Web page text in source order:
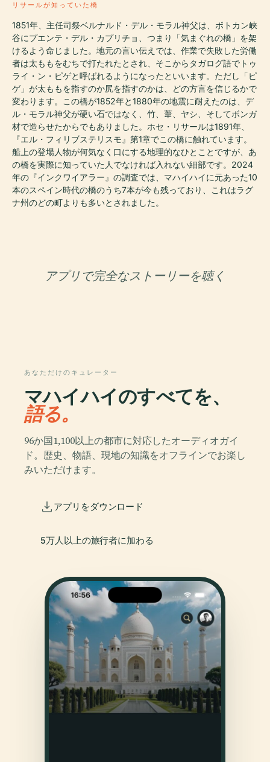
リサールが知っていた橋
1851年、主任司祭ベルナルド・デル・モラル神父は、ボトカン峡
谷にプエンテ・デル・カプリチョ、つまり「気まぐれの橋」を架
けるよう命じました。地元の言い伝えでは、作業で失敗した労働
者は太ももをむちで打たれたとされ、そこからタガログ語でトゥ
ライ・ン・ピゲと呼ばれるようになったといいます。ただし「ピ
ゲ」が太ももを指すのか尻を指すのかは、どの方言を信じるかで
変わります。この橋が1852年と1880年の地震に耐えたのは、デ
ル・モラル神父が硬い石ではなく、竹、葦、ヤシ、そしてボンガ
材で造らせたからでもありました。ホセ・リサールは1891年、
『エル・フィリブステリスモ』第1章でこの橋に触れています。
船上の登場人物が何気なく口にする地理的なひとことですが、あ
の橋を実際に知っていた人でなければ入れない細部です。2024
年の『インクワイアラー』の調査では、マハイハイに元あった10
本のスペイン時代の橋のうち7本が今も残っており、これはラグ
ナ州のどの町よりも多いとされました。
アプリで完全なストーリーを聴く
あなただけのキュレーター
マハイハイのすべてを、
語る。
96か国1,100以上の都市に対応したオーディオガイ
ド。歴史、物語、現地の知識をオフラインでお楽し
みいただけます。
アプリをダウンロード
5万人以上の旅行者に加わる